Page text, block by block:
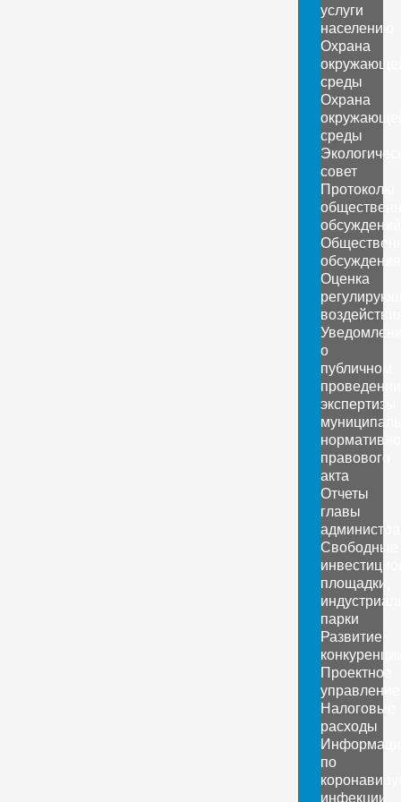
услуги
населению
Охрана
среды
Охрана
среды
совет
Протоколы
обсуждений
обсуждения
Оценка
о
публичном
проведении
экспертизы
правового
акта
Отчеты
главы
Свободные
площадки,
парки
Развитие
Проектное
управление
Налоговые
расходы
по
инфекции